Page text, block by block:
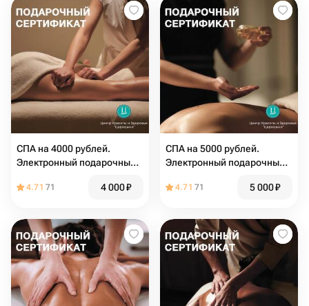
СПА на 4000 рублей.
Электронный подарочный
4.71 71 4 000₽
СПА на 5000 рублей.
Электронный подарочный
4.71 71 5 000₽